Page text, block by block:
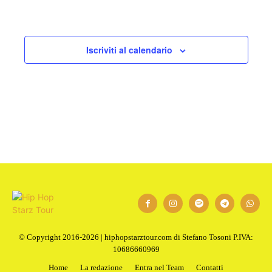
Iscriviti al calendario
© Copyright 2016-2026 | hiphopstarztour.com di Stefano Tosoni P.IVA:
10686660969
Home
La redazione Entra nel Team Contatti